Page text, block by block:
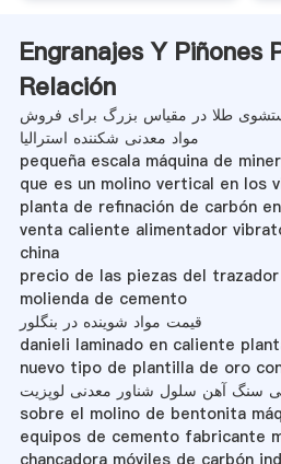
Engranajes Y Piñones
Relación
طلا در مقیاس بزرگ برای فروش
مواد معدنی شکننده استرالیا
pequeña escala máquina de
que es un molino vertical en los
planta de refinación de carbón
venta caliente alimentador
china
precio de las piezas del
molienda de cemento
قیمت مواد شوینده در بنگلور
danieli laminado en caliente
nuevo tipo de plantilla de oro
سنگ آهن سلول شناور معدنی لوپزیت
sobre el molino de bentonita
equipos de cemento fabricante
chancadora móviles de carbón